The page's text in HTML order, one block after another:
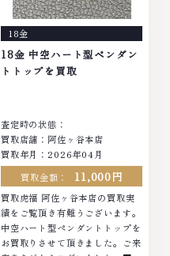
まったアクセサリー、動かなくな
ってしまった腕時計、多くのお品
物の高価買取りを実現しており、
他店ではお値段の付かなかったお
品物でも、一点一点丁寧に無料で
中無休
18金
18金 中空ハート型ペンダン
トトップを買取
査定時の状態：
買取店舗：阿佐ヶ谷本店
買取年月：2026年04月
買取金額：
11,000円
買取虎福 阿佐ヶ谷本店の買取実
績をご覧頂き有難うございます。
中空ハート型ペンダントトップを
お買取りさせて頂きました。ご来